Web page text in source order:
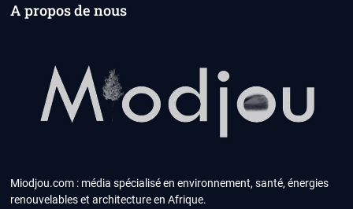
A propos de nous
Miodjou.com : média spécialisé en environnement, santé, énergies
renouvelables et architecture en Afrique.